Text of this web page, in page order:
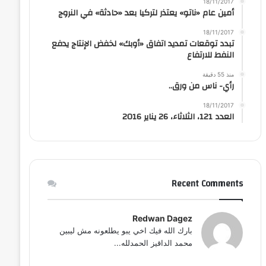
أمين عام «ناتو» يعتذر لتركيا بعد «حادثة» في النروج
18/11/2017
تبدد توقعات تمديد اتفاق «أوبك» لخفض الإنتاج يدفع
النفط للارتفاع
منذ 55 دقيقة
رأي- ناس من ورق..
18/11/2017
العدد 121، الثلاثاء، 26 يناير 2016
Recent Comments
Redwan Dagez
بارك الله فيك اخي يبو يطلعونه مش ليبين
محمد الداقيز الحمدلله...